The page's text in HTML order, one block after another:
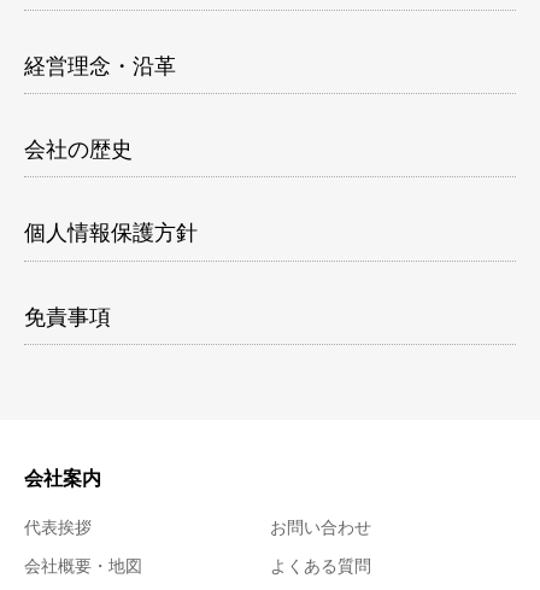
経営理念・沿革
会社の歴史
個人情報保護方針
免責事項
会社案内
代表挨拶
会社概要・地図
お問い合わせ
よくある質問